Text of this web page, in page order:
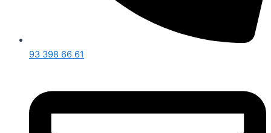
93 398 66 61